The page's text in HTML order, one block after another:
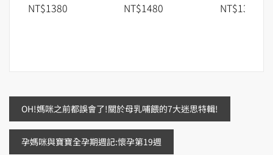
NT$1380 NT$1480 NT$1380
文
章
OH!媽咪之前都誤會了!關於母乳哺餵的7大迷思特輯!
孕媽咪與寶寶全孕期週記:懷孕第19週